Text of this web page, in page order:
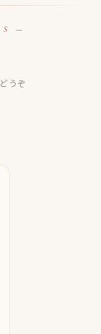
—
うぞ
い口コミ評判
は当たる！？
たらない口コ